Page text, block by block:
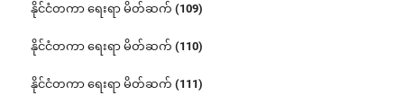
နိုင်ငံတကာ ရေးရာ မိတ်ဆက် (109)
နိုင်ငံတကာ ရေးရာ မိတ်ဆက် (110)
နိုင်ငံတကာ ရေးရာ မိတ်ဆက် (111)